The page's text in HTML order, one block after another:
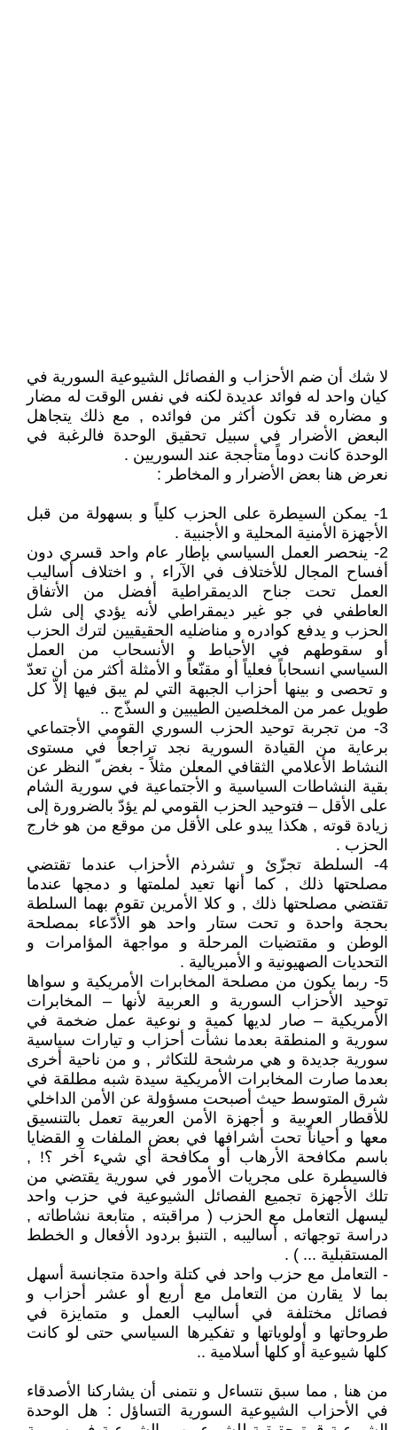
لا شك أن ضم الأحزاب و الفصائل الشيوعية السورية في
كيان واحد له فوائد عديدة لكنه في نفس الوقت له مضار
و مضاره قد تكون أكثر من فوائده , مع ذلك يتجاهل
البعض الأضرار في سبيل تحقيق الوحدة فالرغبة في
الوحدة كانت دوماً متأججة عند السوريين .
نعرض هنا بعض الأضرار و المخاطر :
1- يمكن السيطرة على الحزب كلياً و بسهولة من قبل
الأجهزة الأمنية المحلية و الأجنبية .
2- ينحصر العمل السياسي بإطار عام واحد قسري دون
أفساح المجال للأختلاف في الآراء , و اختلاف أساليب
العمل تحت جناح الديمقراطية أفضل من الأتفاق
العاطفي في جو غير ديمقراطي لأنه يؤدي إلى شل
الحزب و يدفع كوادره و مناضليه الحقيقيين لترك الحزب
أو سقوطهم في الأحباط و الأنسحاب من العمل
السياسي انسحاباً فعلياً أو مقنّعاً و الأمثلة أكثر من أن تعدّ
و تحصى و بينها أحزاب الجبهة التي لم يبق فيها إلاّ كل
طويل عمر من المخلصين الطيبين و السذّج ..
3- من تجربة توحيد الحزب السوري القومي الأجتماعي
برعاية من القيادة السورية نجد تراجعاً في مستوى
النشاط الأعلامي الثقافي المعلن مثلاً - بغض ّ النظر عن
بقية النشاطات السياسية و الأجتماعية في سورية الشام
على الأقل – فتوحيد الحزب القومي لم يؤدّ بالضرورة إلى
زيادة قوته , هكذا يبدو على الأقل من موقع من هو خارج
الحزب .
4- السلطة تجزّئ و تشرذم الأحزاب عندما تقتضي
مصلحتها ذلك , كما أنها تعيد لملمتها و دمجها عندما
تقتضي مصلحتها ذلك , و كلا الأمرين تقوم بهما السلطة
بحجة واحدة و تحت ستار واحد هو الأدّعاء بمصلحة
الوطن و مقتضيات المرحلة و مواجهة المؤامرات و
التحديات الصهيونية و الأمبريالية .
5- ربما يكون من مصلحة المخابرات الأمريكية و سواها
توحيد الأحزاب السورية و العربية لأنها – المخابرات
الأمريكية – صار لديها كمية و نوعية عمل ضخمة في
سورية و المنطقة بعدما نشأت أحزاب و تيارات سياسية
سورية جديدة و هي مرشحة للتكاثر , و من ناحية أخرى
بعدما صارت المخابرات الأمريكية سيدة شبه مطلقة في
شرق المتوسط حيث أصبحت مسؤولة عن الأمن الداخلي
للأقطار العربية و أجهزة الأمن العربية تعمل بالتنسيق
معها و أحياناً تحت أشرافها في بعض الملفات و القضايا
باسم مكافحة الأرهاب أو مكافحة أي شيء آخر ؟! ,
فالسيطرة على مجريات الأمور في سورية يقتضي من
تلك الأجهزة تجميع الفصائل الشيوعية في حزب واحد
ليسهل التعامل مع الحزب ( مراقبته , متابعة نشاطاته ,
دراسة توجهاته , أساليبه , التنبؤ بردود الأفعال و الخطط
المستقبلية ... ) .
- التعامل مع حزب واحد في كتلة واحدة متجانسة أسهل
بما لا يقارن من التعامل مع أربع أو عشر أحزاب و
فصائل مختلفة في أساليب العمل و متمايزة في
طروحاتها و أولوياتها و تفكيرها السياسي حتى لو كانت
كلها شيوعية أو كلها أسلامية ..
من هنا , مما سبق نتساءل و نتمنى أن يشاركنا الأصدقاء
في الأحزاب الشيوعية السورية التساؤل : هل الوحدة